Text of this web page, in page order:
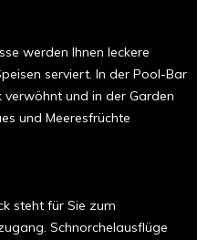
werden Ihnen leckere
serviert. In der Pool-Bar
und in der Garden
und Meeresfrüchte
steht für Sie zum
Schnorchelausflüge